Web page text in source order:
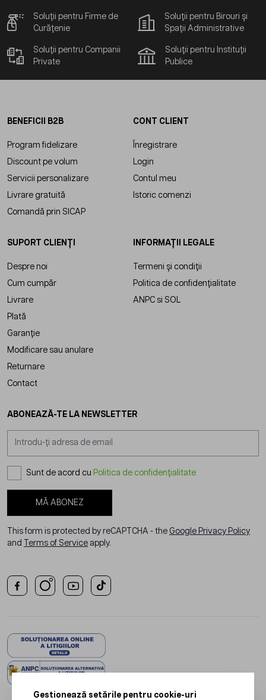
Soluții pentru Firme de
Curățenie
Soluții pentru Birouri și
Spații Administrative
Soluții pentru Companii
Private
Soluții pentru Instituții
Publice
BENEFICII B2B
Program fidelizare
Discount pe volum
Servicii personalizare
Livrare gratuită
Comandă prin SICAP
CONT CLIENT
Înregistrare
Login
Contul meu
Istoric comenzi
SUPORT CLIENȚI
Despre noi
Cum cumpăr
Livrare
Plată
Garanție
Modificare sau anulare
Returnare
Contact
INFORMAȚII LEGALE
Termeni și condiții
Politica de confidențialitate
ANPC si SOL
ABONEAZĂ-TE LA NEWSLETTER
Sunt de acord cu Politica de confidențialitate
MĂ ABONEZ
This form is protected by reCAPTCHA - the Google Privacy Policy
and
Terms of Service apply.
Gestionează setările pentru cookie-uri